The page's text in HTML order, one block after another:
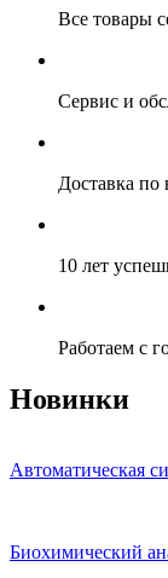
Все товары
Сервис и
Доставка по
10 лет
Работаем с
Новинки
Автоматическая
Биохимический